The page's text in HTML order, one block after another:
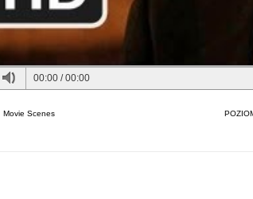
00:00 /00:00
Movie Scenes